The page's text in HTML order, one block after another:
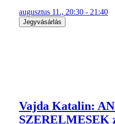
augusztus 11., 20:30 - 21:40
Jegyvásárlás
Vajda Katalin:
SZERELMESEK